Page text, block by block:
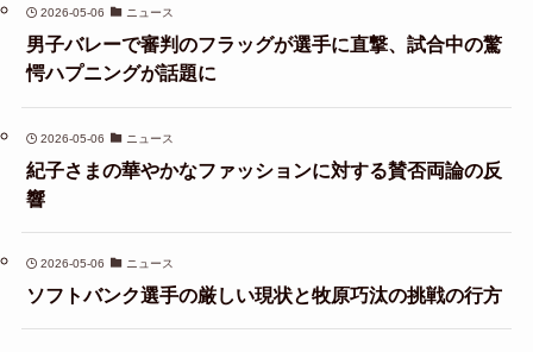
2026-05-06 ニュース
男子バレーで審判のフラッグが選手に直撃、試合中の驚
愕ハプニングが話題に
2026-05-06 ニュース
紀子さまの華やかなファッションに対する賛否両論の反
響
2026-05-06 ニュース
ソフトバンク選手の厳しい現状と牧原巧汰の挑戦の行方